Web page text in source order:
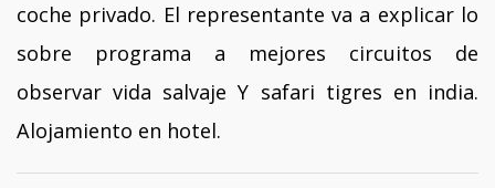
coche privado. El representante va a explicar lo
sobre programa a mejores circuitos de
observar vida salvaje Y safari tigres en india.
Alojamiento en hotel.